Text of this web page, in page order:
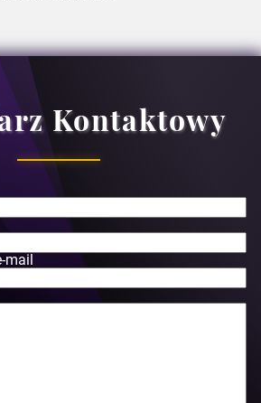
Kontaktowy
mail